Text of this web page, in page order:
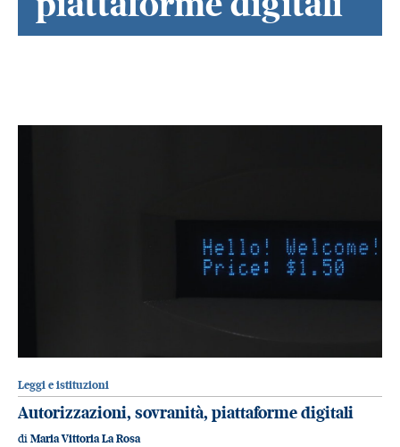
Leggi e istituzioni
Autorizzazioni, sovranità, piattaforme digitali
di Maria Vittoria La Rosa